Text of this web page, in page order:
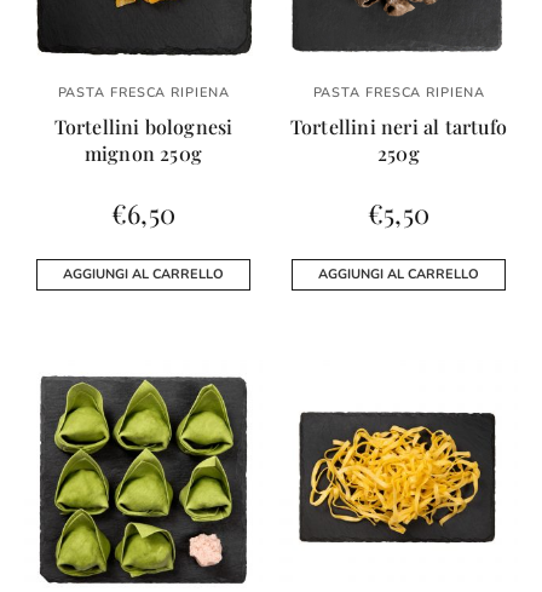
PASTA FRESCA RIPIENA
Tortellini bolognesi
mignon 250g
€6,50
AGGIUNGI AL CARRELLO
PASTA FRESCA RIPIENA
Tortellini neri al tartufo
250g
€5,50
AGGIUNGI AL CARRELLO